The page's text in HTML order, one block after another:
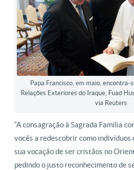
Papa Francisco, em maio, encontra-
Relações Exteriores do Iraque, Fuad
via Reuters
“A consagração à Sagrada Família
vocês a redescobrir como indivíduos
sua vocação de ser cristãos no
pedindo o justo reconhecimento de